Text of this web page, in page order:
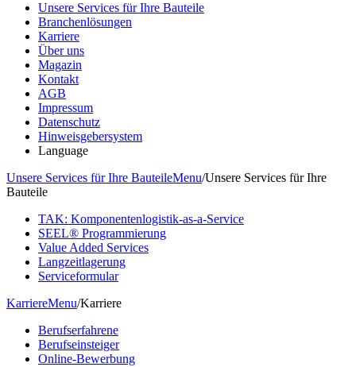
Unsere Services für Ihre Bauteile
Branchenlösungen
Karriere
Über uns
Magazin
Kontakt
AGB
Impressum
Datenschutz
Hinweisgebersystem
Language
Unsere Services für Ihre BauteileMenu/Unsere Services für Ihre
Bauteile
TAK: Komponentenlogistik-as-a-Service
SEEL® Programmierung
Value Added Services
Langzeitlagerung
Serviceformular
KarriereMenu/Karriere
Berufserfahrene
Berufseinsteiger
Online-Bewerbung